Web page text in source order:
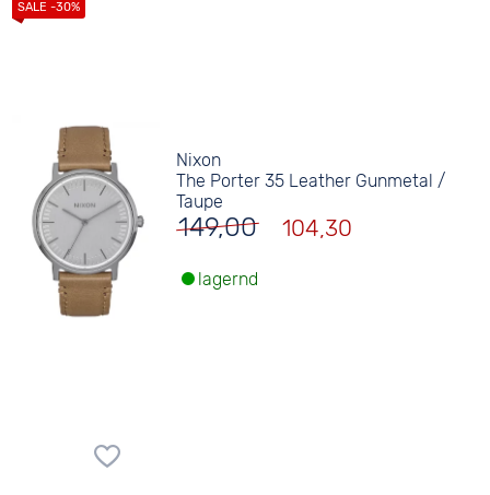
Nixon
The Porter 35 Leather Gunmetal /
Taupe
149,00 104,30
lagernd